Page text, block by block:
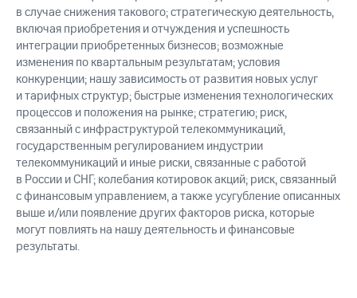
в случае снижения такового; стратегическую деятельность,
включая приобретения и отчуждения и успешность
интеграции приобретенных бизнесов; возможные
изменения по квартальным результатам; условия
конкуренции; нашу зависимость от развития новых услуг
и тарифных структур; быстрые изменения технологических
процессов и положения на рынке; стратегию; риск,
связанный с инфраструктурой телекоммуникаций,
государственным регулированием индустрии
телекоммуникаций и иные риски, связанные с работой
в России и СНГ; колебания котировок акций; риск, связанный
с финансовым управлением, а также усугубление описанных
выше и/или появление других факторов риска, которые
могут повлиять на нашу деятельность и финансовые
результаты.